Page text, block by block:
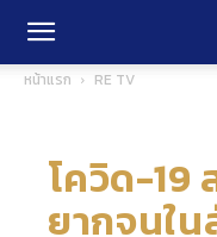
หน้าแรก RE TV
โควิด-19
ยากจนใ